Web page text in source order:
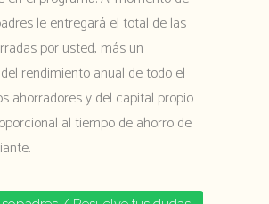
le entregará el total de las
por usted, más un
rendimiento anual de todo el
ahorradores y del capital propio
al tiempo de ahorro de